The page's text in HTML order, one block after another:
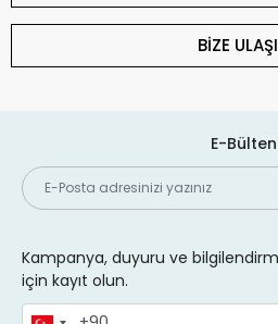
BİZE
E-Bülten
Kampanya, duyuru ve
için kayıt olun.